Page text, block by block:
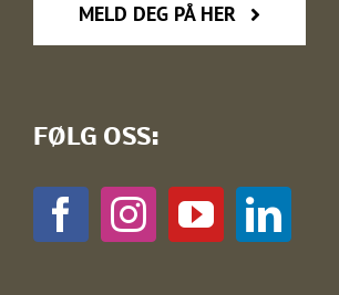
MELD DEG PÅ HER
FØLG OSS: